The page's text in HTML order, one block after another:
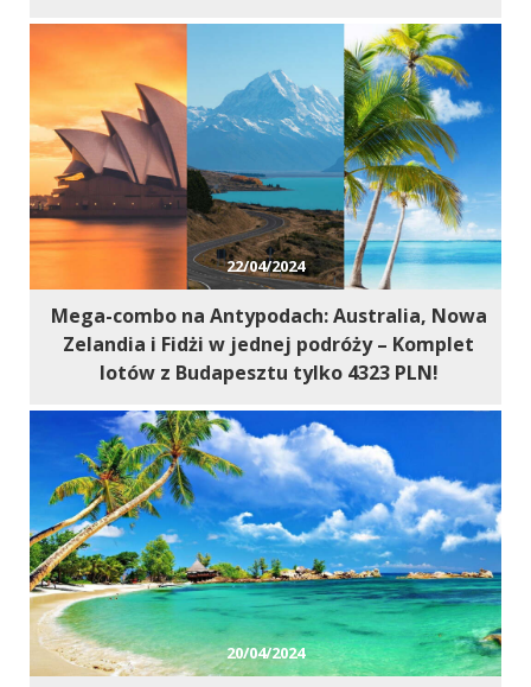
22/04/2024
Mega-combo na Antypodach: Australia, Nowa
Zelandia i Fidżi w jednej podróży – Komplet
lotów z Budapesztu tylko 4323 PLN!
20/04/2024